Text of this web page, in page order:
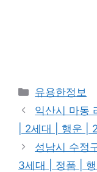
카
테
리
유용한정보
익산시 마동
| 2세대 | 행운 |
성남시 수정
3세대 | 정품 |